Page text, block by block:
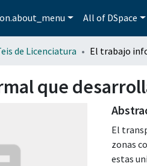
All of DSpace
de Licenciatura
que
El
zonas
estas